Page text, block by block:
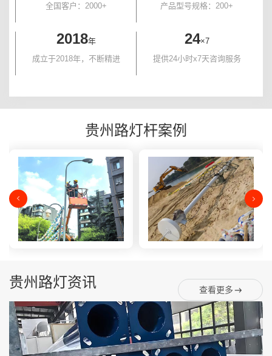
全国客户：2000+
产品型号规格：200+
2018年
成立于2018年，不断精进
24×7
提供24小时x7天咨询服务
贵州路灯杆案例
贵州路灯资讯 查看更多